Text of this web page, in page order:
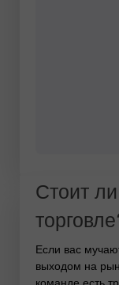
Стоит
Если вас
выходом на
команде есть